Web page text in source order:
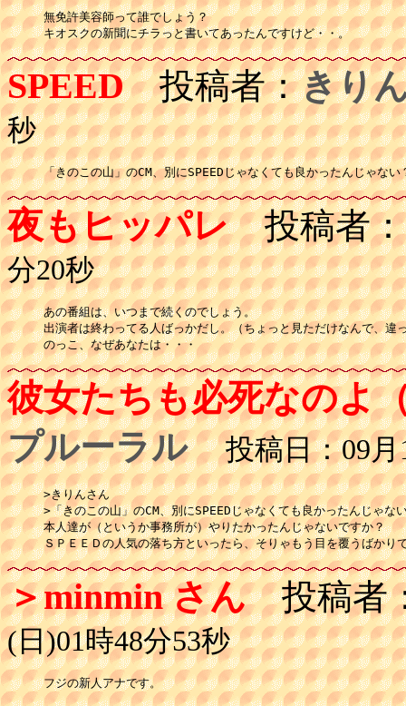
無免許美容師って誰でしょう？
SPEED投稿者：きり
秒
「きのこの山」のCM、別にSPEEDじゃなくても良かったんじゃない
夜もヒッパレ投稿者：
分20秒
あの番組は、いつまで続くのでしょう。
出演者は終わってる人ばっかだし。（ちょっと見ただけなんで、違
のっこ、なぜあなたは・・・
彼女たちも必死なのよ
プルーラル 投稿日：09月
>きりんさん
>「きのこの山」のCM、別にSPEEDじゃなくても良かったんじゃな
本人達が（というか事務所が）やりたかったんじゃないですか？
＞minmin さん投稿者
(日)01時48分53秒
フジの新人アナです。